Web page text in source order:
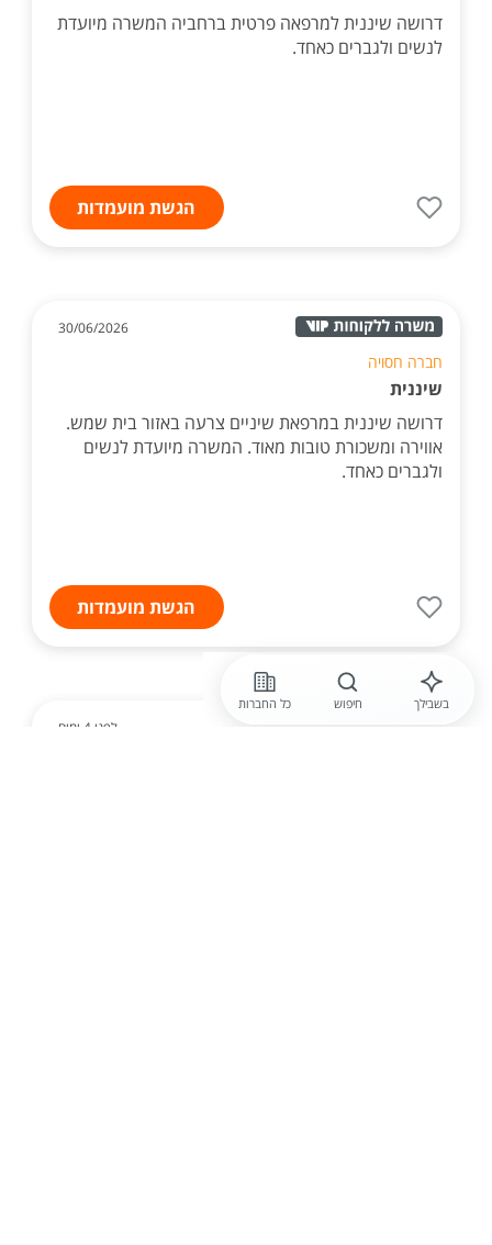
דרושה שיננית למרפאה פרטית ברחביה המשרה מיועדת
לנשים ולגברים כאחד.
הגשת מועמדות
30/06/2026
חברה חסויה
שיננית
דרושה שיננית במרפאת שיניים צרעה באזור בית שמש.
אווירה ומשכורת טובות מאוד. המשרה מיועדת לנשים
ולגברים כאחד.
הגשת מועמדות
לפני 4 ימים
בשבילך חיפוש כל החברות